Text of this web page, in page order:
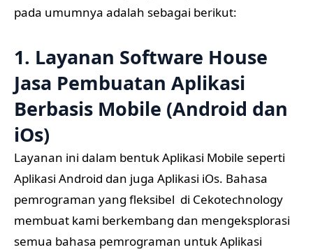
pada umumnya adalah sebagai berikut:
1. Layanan Software House
Jasa Pembuatan Aplikasi
Berbasis Mobile (Android dan
iOs)
Layanan ini dalam bentuk Aplikasi Mobile seperti
Aplikasi Android dan juga Aplikasi iOs. Bahasa
pemrograman yang fleksibel di Cekotechnology
membuat kami berkembang dan mengeksplorasi
semua bahasa pemrograman untuk Aplikasi